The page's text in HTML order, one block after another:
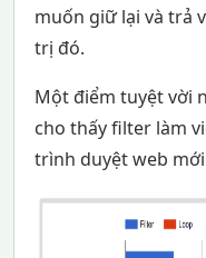
muốn giữ lại và trả
trị đó.
Một điểm tuyệt vời
cho thấy filter làm
trình duyệt web